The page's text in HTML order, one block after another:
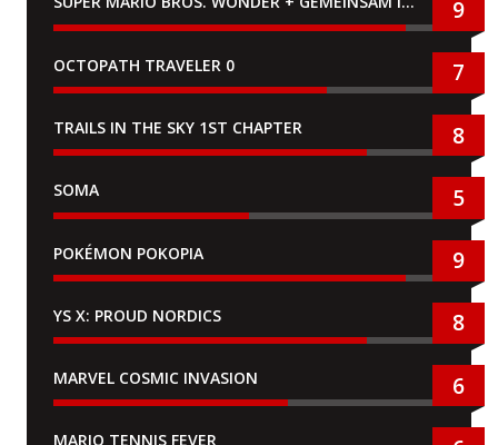
9
OCTOPATH TRAVELER 0 7
TRAILS IN THE SKY 1ST CHAPTER 8
SOMA 5
POKÉMON POKOPIA 9
YS X: PROUD NORDICS 8
MARVEL COSMIC INVASION 6
MARIO TENNIS FEVER